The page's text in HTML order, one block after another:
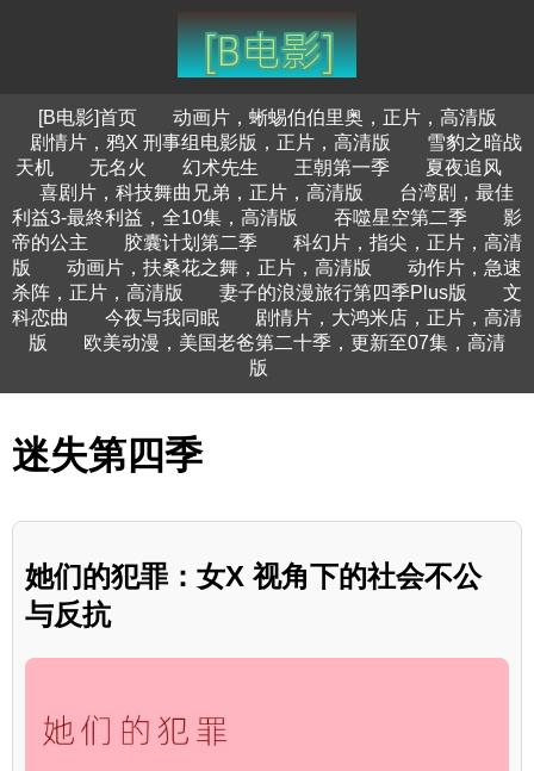
[B电影]首页
动画片，蜥蜴伯伯里奥，正片，高清版
剧情片，鸦X 刑事组电影版，正片，高清版
雪豹之暗战
天机
无名火 幻术先生 王朝第一季
夏夜追风
喜剧片，科技舞曲兄弟，正片，高清版
台湾剧，最佳
利益3-最終利益，全10集，高清版
吞噬星空第二季
影
帝的公主
胶囊计划第二季
科幻片，指尖，正片，高清
版
动画片，扶桑花之舞，正片，高清版
动作片，急速
杀阵，正片，高清版
妻子的浪漫旅行第四季Plus版
文
科恋曲
今夜与我同眠
剧情片，大鸿米店，正片，高清
版
欧美动漫，美国老爸第二十季，更新至07集，高清
版
迷失第四季
她们的犯罪：女X 视角下的社会不公
与反抗